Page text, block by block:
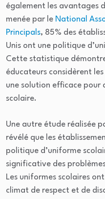
également les avantages
menée par le National
Principals, 85% des
Unis ont une politique
Cette statistique
éducateurs considèrent
une solution efficace pour
scolaire.
Une autre étude réalisée
révélé que les
politique d’uniforme
significative des
Les uniformes scolaires
climat de respect et de